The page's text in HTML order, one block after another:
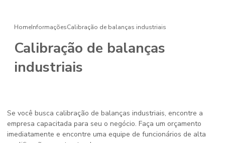
HomeInformaçõesCalibração de balanças industriais
Calibração de balanças
industriais
Se você busca calibração de balanças industriais, encontre a
empresa capacitada para seu o negócio. Faça um orçamento
imediatamente e encontre uma equipe de funcionários de alta